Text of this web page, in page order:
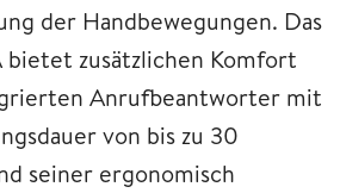
der Handbewegungen. Das
bietet zusätzlichen Komfort
Anrufbeantworter mit
von bis zu 30
seiner ergonomisch